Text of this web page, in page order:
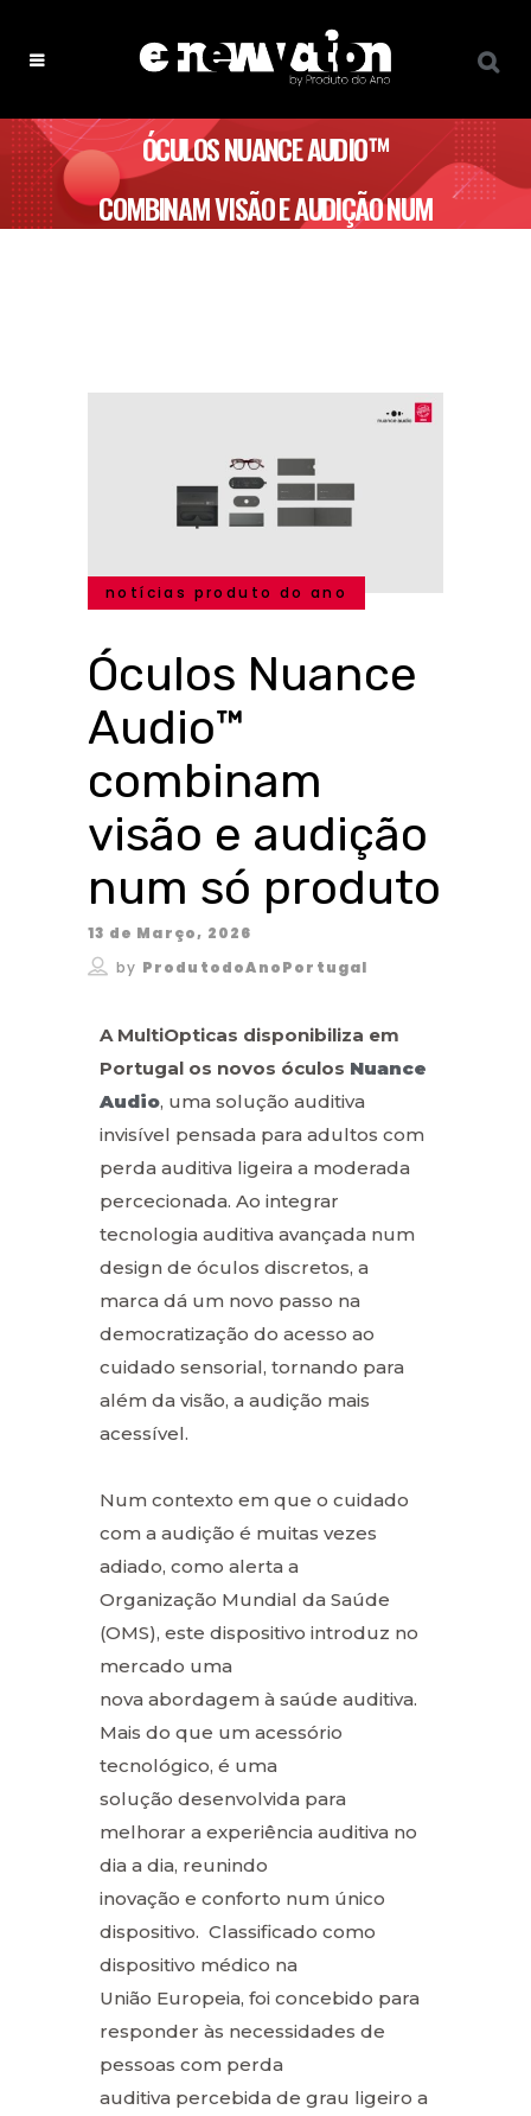
ÓCULOS NUANCE AUDIO™
COMBINAM VISÃO E AUDIÇÃO NUM
notícias produto do ano
Óculos Nuance
Audio™
combinam
visão e audição
num só produto
13 de Março, 2026
by ProdutodoAnoPortugal
A MultiOpticas disponibiliza em
Portugal os novos óculos Nuance
Audio, uma solução auditiva
invisível pensada para adultos com
perda auditiva ligeira a moderada
percecionada. Ao integrar
tecnologia auditiva avançada num
design de óculos discretos, a
marca dá um novo passo na
democratização do acesso ao
cuidado sensorial, tornando para
além da visão, a audição mais
acessível.
Num contexto em que o cuidado
com a audição é muitas vezes
adiado, como alerta a
Organização Mundial da Saúde
(OMS), este dispositivo introduz no
mercado uma
nova abordagem à saúde auditiva.
Mais do que um acessório
tecnológico, é uma
solução desenvolvida para
melhorar a experiência auditiva no
dia a dia, reunindo
inovação e conforto num único
dispositivo. Classificado como
dispositivo médico na
União Europeia, foi concebido para
responder às necessidades de
pessoas com perda
auditiva percebida de grau ligeiro a